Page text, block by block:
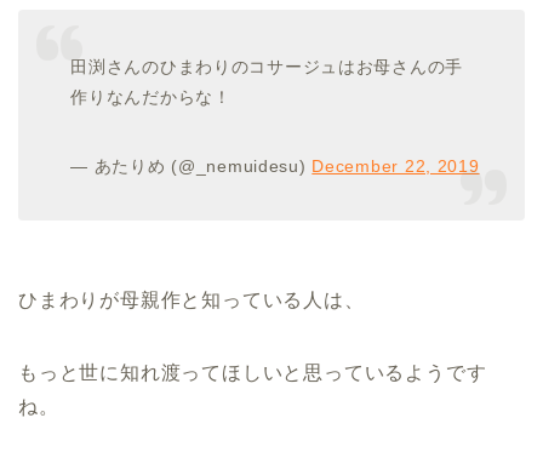
田渕さんのひまわりのコサージュはお母さんの手
作りなんだからな！
— あたりめ (@_nemuidesu) December 22, 2019
ひまわりが母親作と知っている人は、
もっと世に知れ渡ってほしいと思っているようです
ね。